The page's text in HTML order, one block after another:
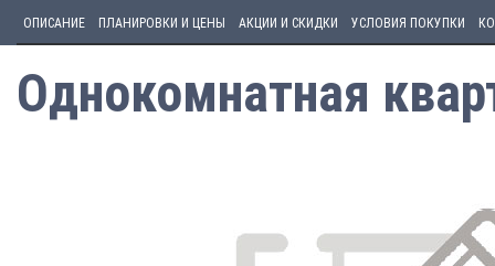
ОПИСАНИЕ ПЛАНИРОВКИ И ЦЕНЫ АКЦИИ И СКИДКИ УСЛОВИЯ ПОКУПКИ
Однокомнатная